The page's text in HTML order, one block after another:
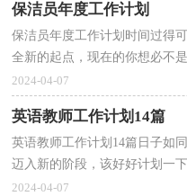
保洁员年度工作计划
保洁员年度工作计划时间过得
全新的起点，现在的你想必不
么我们该怎么去写计划呢？以
2024-04-07
英语教师工作计划14篇
英语教师工作计划14篇日子如
迈入新的阶段，该好好计划一
头绪？下面是小编整理的英语
2024-04-07